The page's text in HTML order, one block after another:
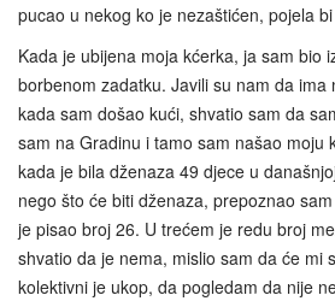
pucao u nekog ko je nezaštićen, pojela
Kada je ubijena moja kćerka, ja sam bio
borbenom zadatku. Javili su nam da ima
kada sam došao kući, shvatio sam da
sam na Gradinu i tamo sam našao moju
kada je bila dženaza 49 djece u
nego što će biti dženaza, prepoznao
je pisao broj 26. U trećem je redu broj
shvatio da je nema, mislio sam da će mi
kolektivni je ukop, da pogledam da nije